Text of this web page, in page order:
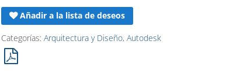
Civil
3D
-
Comercial
Añadir a la lista de deseos
Categorías: Arquitectura y Diseño, Autodesk